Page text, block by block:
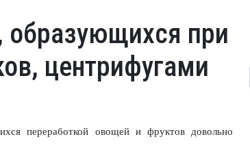
образующихся при
центрифугами
переработкой овощей и фруктов довольно